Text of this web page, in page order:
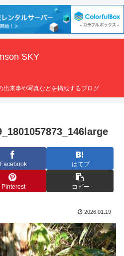
SKY
出来事や写真などを掲載するブログ
Facebook はてブ
Pinterest コピー
2026.01.19